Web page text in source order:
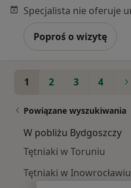
Poproś o wizytę
1 2 3 4
Powiązane wyszukiwania
W pobliżu Bydgoszczy
Tętniaki w Toruniu
Tętniaki w Inowrocławiu